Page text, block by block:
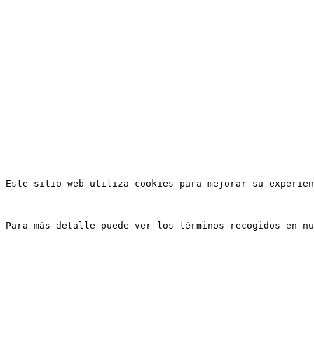
Este sitio web utiliza cookies para mejorar su
Para más detalle puede ver los términos recogidos en